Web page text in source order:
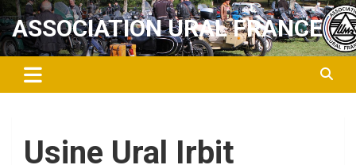
Aller
au
contenu
ASSOCIATION URAL FRANCE
Usine Ural Irbit